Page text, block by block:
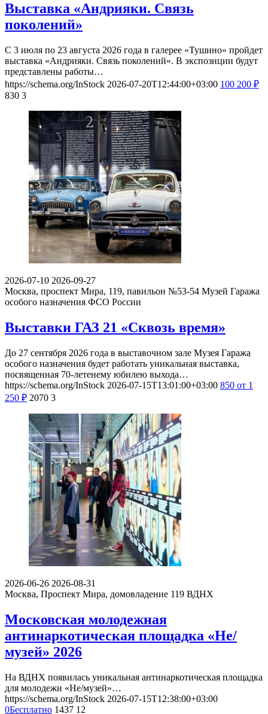
Выставка «Андрияки. Связь
поколений»
С 3 июля по 23 августа 2026 года в галерее «Тушино» пройдет
выставка «Андрияки. Связь поколений». В экспозиции будут
представлены работы…
https://schema.org/InStock 2026-07-20T12:44:00+03:00 100 200 ₽
830 3
2026-07-10 2026-09-27
Москва, проспект Мира, 119, павильон №53-54 Музей Гаража
особого назначения ФСО России
Выставки ГАЗ 21 «Сквозь время»
До 27 сентября 2026 года в выставочном зале Музея Гаража
особого назначения будет работать уникальная выставка,
посвященная 70-летенему юбилею выхода…
https://schema.org/InStock 2026-07-15T13:01:00+03:00 850 от 1
250 ₽ 2070 3
2026-06-26 2026-08-31
Москва, Проспект Мира, домовладение 119 ВДНХ
Московская молодежная
антинаркотическая площадка «Не/
музей» 2026
На ВДНХ появилась уникальная антинаркотическая площадка
для молодежи «Не/музей»…
https://schema.org/InStock 2026-07-15T12:38:00+03:00
0Бесплатно 1437 12